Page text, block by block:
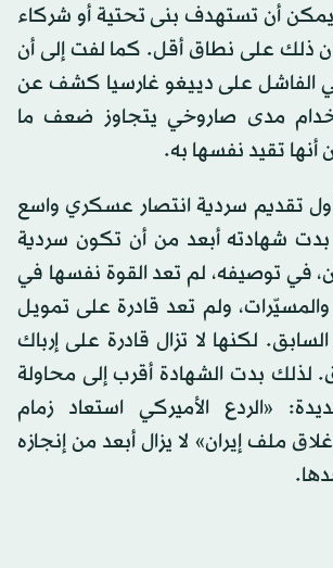
يمكن أن تستهدف بنى تحتية أو شركاء
ذلك على نطاق أقل. كما لفت إلى أن
الفاشل على دييغو غارسيا كشف عن
مدى صاروخي يتجاوز ضعف ما
تقيد نفسها به.
تقديم سردية انتصار عسكري واسع
بدت شهادته أبعد من أن تكون سردية
في توصيفه، لم تعد القوة نفسها في
والمسيّرات، ولم تعد قادرة على تمويل
لكنها لا تزال قادرة على إرباك
لذلك بدت الشهادة أقرب إلى محاولة
«الردع الأميركي استعاد زمام
ملف إيران» لا يزال أبعد من إنجازه